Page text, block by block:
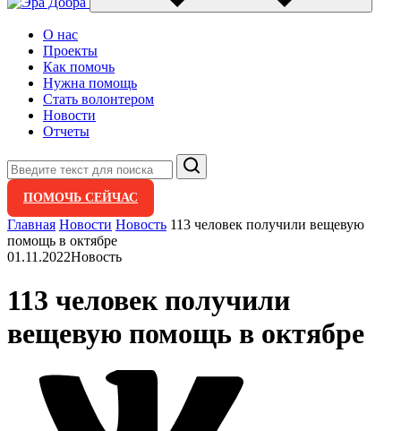
О нас
Проекты
Как помочь
Нужна помощь
Стать волонтером
Новости
Отчеты
Поиск
ПОМОЧЬ СЕЙЧАС
Главная Новости Новость 113 человек получили вещевую
помощь в октябре
01.11.2022Новость
113 человек получили
вещевую помощь в октябре